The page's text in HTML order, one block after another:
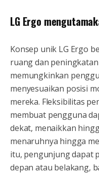
LG Ergo
Konsep unik LG Ergo
ruang dan
memungkinkan
menyesuaikan posisi
mereka. Fleksibilitas
membuat pengguna
dekat, menaikkan
menaruhnya hingga
itu, pengunjung dapat
depan atau belakang,